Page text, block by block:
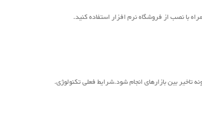
با نصب از فروشگاه نرم افزار استفاده کنید.
تاخیر بین بازارهای انجام شود.شرایط فعلی تکنولوژی.